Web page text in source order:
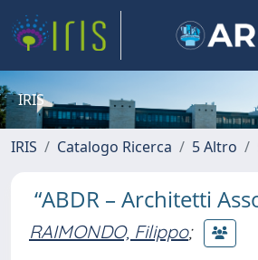
IRIS
IRIS Catalogo Ricerca 5 Altro
“ABDR – Architetti
RAIMONDO, Filippo;